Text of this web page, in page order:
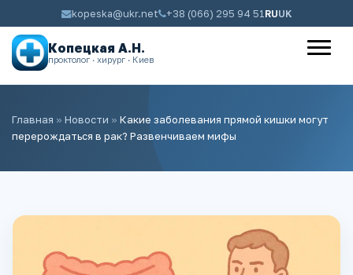
kopeska@ukr.net +38 (066) 295 94 51RUUK
Копецкая А.Н.
проктолог · хирург · Киев
Главная » Новости » Какие заболевания прямой кишки могут
перерождаться в рак? Развенчиваем мифы